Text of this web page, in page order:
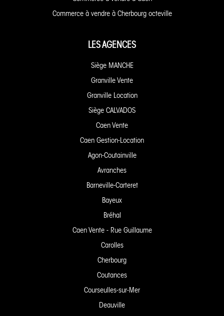
Commerce à vendre à Cherbourg octeville
LES AGENCES
Siège MANCHE
Granville Vente
Granville Location
Siège CALVADOS
Caen Vente
Caen Gestion-Location
Agon-Coutainville
Avranches
Barneville-Carteret
Bayeux
Bréhal
Caen Vente - Rue Guillaume
Carolles
Cherbourg
Coutances
Courseulles-sur-Mer
Deauville